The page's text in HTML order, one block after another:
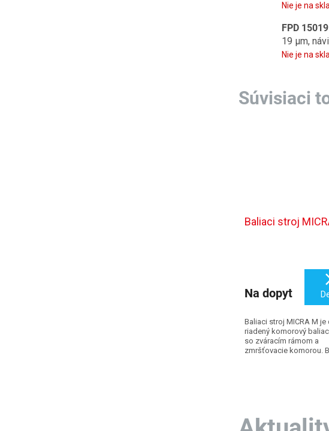
Baliaci stroj
Na dopyt
Baliaci stroj MICRA M
riadený komorový
so zváracím rámom a
zmršťovacie komorou.
Nie je na
FPD 15019
19 µm,
Nie je na